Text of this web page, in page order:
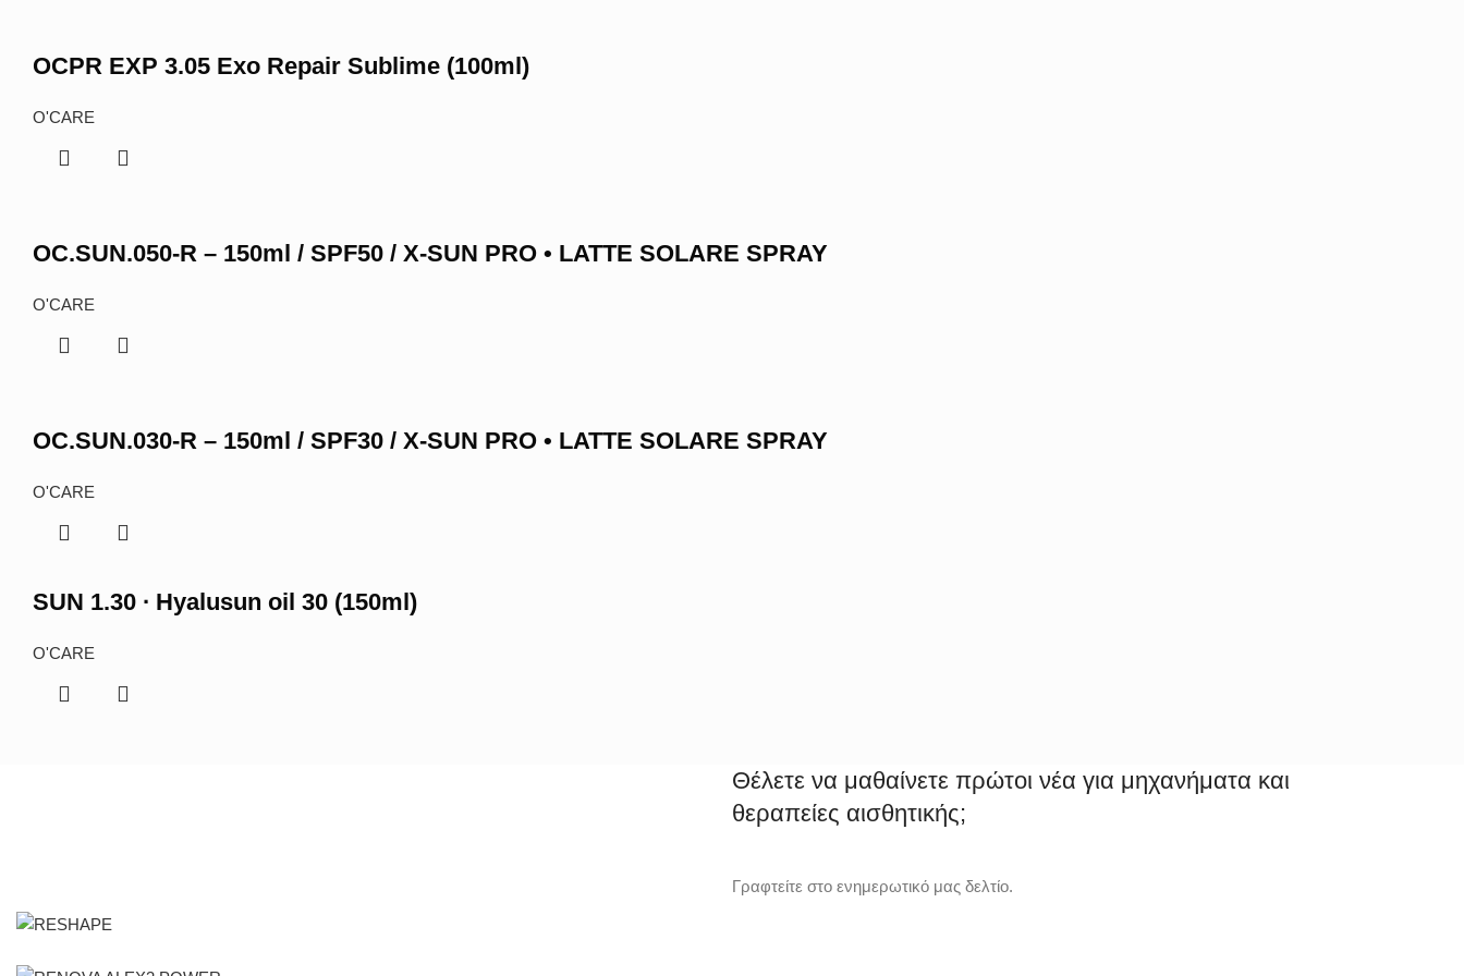
OCPR EXP 3.05 Exo Repair Sublime (100ml)
O'CARE
OC.SUN.050-R – 150ml / SPF50 / X-SUN PRO • LATTE SOLARE SPRAY
O'CARE
OC.SUN.030-R – 150ml / SPF30 / X-SUN PRO • LATTE SOLARE SPRAY
O'CARE
SUN 1.30 ∙ Hyalusun oil 30 (150ml)
O'CARE
Θέλετε να μαθαίνετε πρώτοι νέα για μηχανήματα και
θεραπείες αισθητικής;
Γραφτείτε στο ενημερωτικό μας δελτίο.